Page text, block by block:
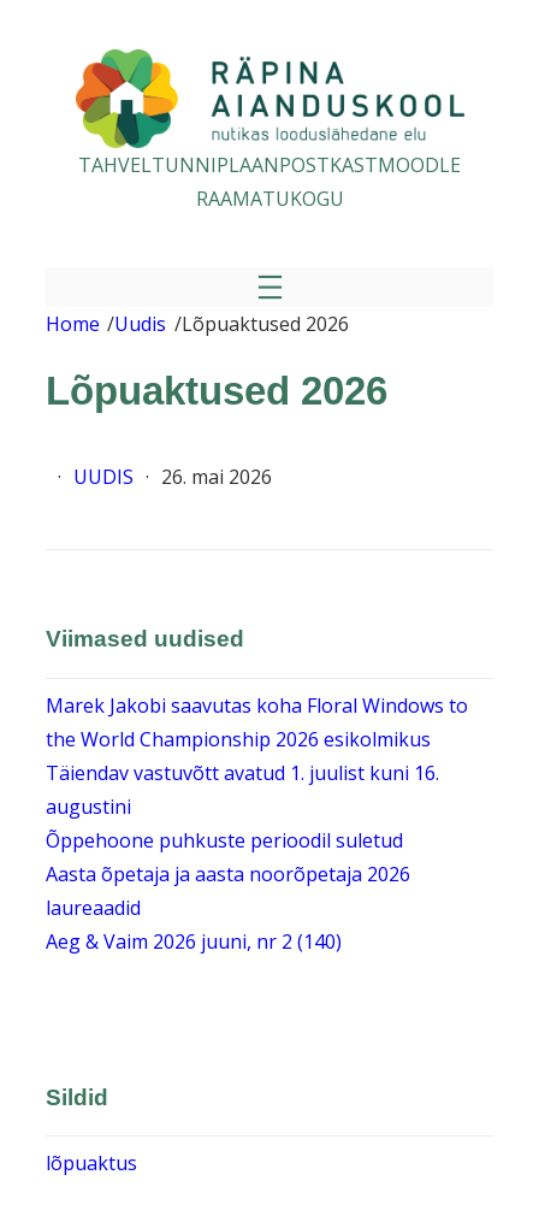
TAHVELTUNNIPLAANPOSTKASTMOODLE
RAAMATUKOGU
Home /Uudis /Lõpuaktused 2026
Lõpuaktused 2026
· UUDIS · 26. mai 2026
Viimased uudised
Marek Jakobi saavutas koha Floral Windows to
the World Championship 2026 esikolmikus
Täiendav vastuvõtt avatud 1. juulist kuni 16.
augustini
Õppehoone puhkuste perioodil suletud
Aasta õpetaja ja aasta noorõpetaja 2026
laureaadid
Aeg & Vaim 2026 juuni, nr 2 (140)
Sildid
lõpuaktus